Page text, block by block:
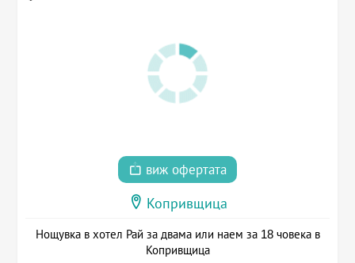
виж офертата
Копривщица
Нощувка в хотел Рай за двама или наем за 18 човека в
Копривщица